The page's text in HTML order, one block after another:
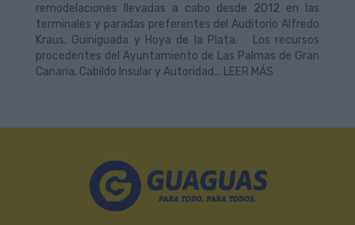
remodelaciones llevadas a cabo desde 2012 en las
terminales y paradas preferentes del Auditorio Alfredo
Kraus, Guiniguada y Hoya de la Plata. Los recursos
procedentes del Ayuntamiento de Las Palmas de Gran
Canaria, Cabildo Insular y Autoridad... LEER MÁS